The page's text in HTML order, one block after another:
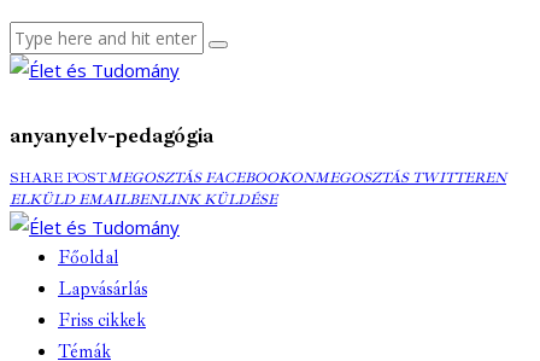
anyanyelv-pedagógia
SHARE POSTMEGOSZTÁS
FACEBOOKON
MEGOSZTÁS FACEBOOKONMEGOSZTÁS
MEGOSZTÁS TWITTEREN
ELKÜLD EMAILBENCOPY
TO
LINK KÜLDÉSE
Főoldal
Lapvásárlás
Friss cikkek
Témák